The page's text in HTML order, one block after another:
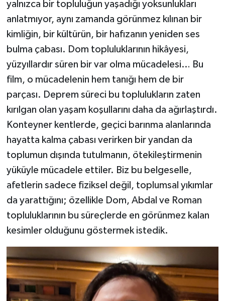
yalnızca bir topluluğun yaşadığı yoksunlukları
anlatmıyor, aynı zamanda görünmez kılınan bir
kimliğin, bir kültürün, bir hafızanın yeniden ses
bulma çabası. Dom topluluklarının hikâyesi,
yüzyıllardır süren bir var olma mücadelesi… Bu
film, o mücadelenin hem tanığı hem de bir
parçası. Deprem süreci bu toplulukların zaten
kırılgan olan yaşam koşullarını daha da ağırlaştırdı.
Konteyner kentlerde, geçici barınma alanlarında
hayatta kalma çabası verirken bir yandan da
toplumun dışında tutulmanın, ötekileştirmenin
yüküyle mücadele ettiler. Biz bu belgeselle,
afetlerin sadece fiziksel değil, toplumsal yıkımlar
da yarattığını; özellikle Dom, Abdal ve Roman
topluluklarının bu süreçlerde en görünmez kalan
kesimler olduğunu göstermek istedik.